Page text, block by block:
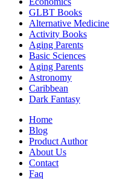
GLBT Books
Alternative Medicine
Activity Books
Aging Parents
Basic Sciences
Aging Parents
Astronomy
Caribbean
Dark Fantasy
Home
Blog
Product Author
About Us
Contact
Faq